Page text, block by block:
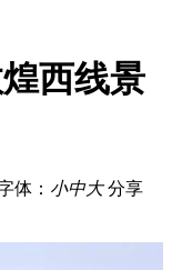
西线景
体： 小中大 分享